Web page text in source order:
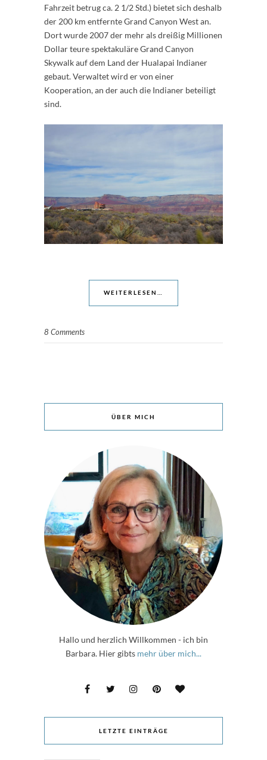
Fahrzeit betrug ca. 2 1/2 Std.) bietet sich deshalb
der 200 km entfernte Grand Canyon West an.
Dort wurde 2007 der mehr als dreißig Millionen
Dollar teure spektakuläre Grand Canyon
Skywalk auf dem Land der Hualapai Indianer
gebaut. Verwaltet wird er von einer
Kooperation, an der auch die Indianer beteiligt
sind.
WEITERLESEN…
8 Comments
ÜBER MICH
Hallo und herzlich Willkommen - ich bin
Barbara. Hier gibts mehr über mich...
LETZTE EINTRÄGE